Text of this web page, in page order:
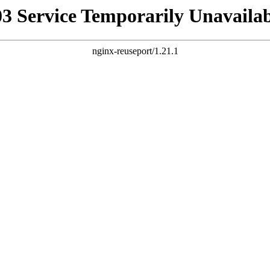
Service Temporarily
nginx-reuseport/1.21.1